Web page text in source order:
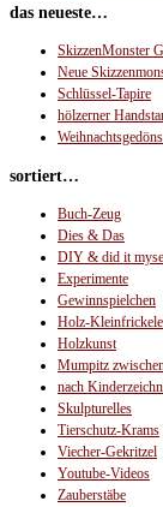
das neueste…
SkizzenMonster
Neue
Schlüssel-Tapire
hölzerner
sortiert…
Buch-Zeug
Dies & Das
DIY & did it
Experimente
Gewinnspielchen
Holz-
Holzkunst
Mumpitz
nach
Skulpturelles
Tierschutz-Krams
Viecher-Gekritzel
Youtube-Videos
Zauberstäbe